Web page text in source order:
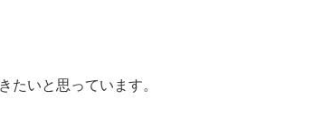
たいと思っています。